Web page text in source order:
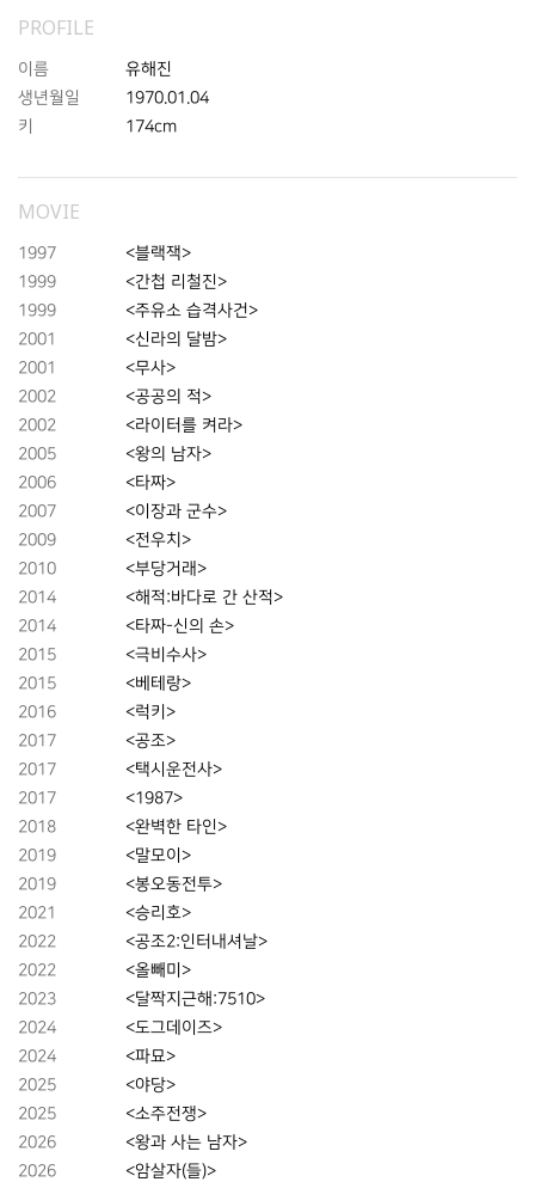
PROFILE
이름
유해진
생년월일
1970.01.04
키
174cm
MOVIE
1997
<블랙잭>
1999
<간첩 리철진>
1999
<주유소 습격사건>
2001
<신라의 달밤>
2001
<무사>
2002
<공공의 적>
2002
<라이터를 켜라>
2005
<왕의 남자>
2006
<타짜>
2007
<이장과 군수>
2009
<전우치>
2010
<부당거래>
2014
<해적:바다로 간 산적>
2014
<타짜-신의 손>
2015
<극비수사>
2015
<베테랑>
2016
<럭키>
2017
<공조>
2017
<택시운전사>
2017
<1987>
2018
<완벽한 타인>
2019
<말모이>
2019
<봉오동전투>
2021
<승리호>
2022
<공조2:인터내셔날>
2022
<올빼미>
2023
<달짝지근해:7510>
2024
<도그데이즈>
2024
<파묘>
2025
<야당>
2025
<소주전쟁>
2026
<왕과 사는 남자>
2026
<암살자(들)>